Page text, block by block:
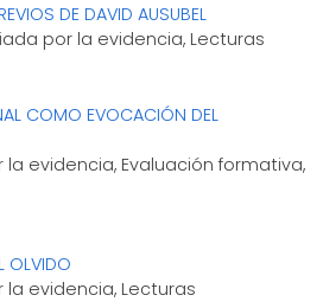
DE DAVID AUSUBEL
por la evidencia, Lecturas
COMO EVOCACIÓN DEL
evidencia, Evaluación formativa,
OLVIDO
la evidencia, Lecturas